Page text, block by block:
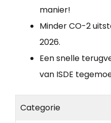
manier!
Minder CO-2
2026.
Een snelle
van ISDE
Categorie